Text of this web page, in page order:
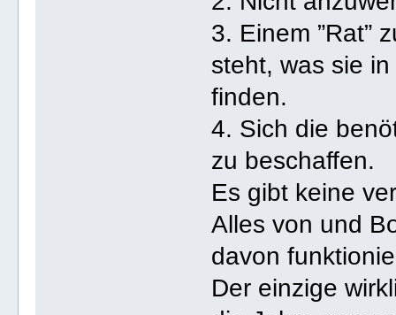
3. Einem ”Rat”
steht, was sie
finden.
4. Sich die
zu beschaffen.
Es gibt keine
Alles von und
davon
Der einzige